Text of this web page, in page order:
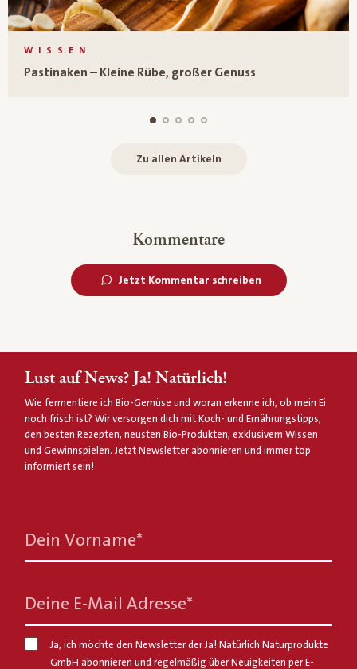
WISSEN
Pastinaken – Kleine Rübe, großer Genuss
Zu allen Artikeln
Kommentare
Jetzt Kommentar schreiben
Lust auf News? Ja! Natürlich!
Wie fermentiere ich Bio-Gemüse und woran erkenne ich, ob mein Ei
noch frisch ist? Wir versorgen dich mit Koch- und Ernährungstipps,
den besten Rezepten, neusten Bio-Produkten, exklusivem Wissen
und Gewinnspielen. Jetzt Newsletter abonnieren und immer top
informiert sein!
Dein Vorname*
Deine E-Mail Adresse*
Ja, ich möchte den Newsletter der Ja! Natürlich Naturprodukte
GmbH abonnieren und regelmäßig über Neuigkeiten per E-